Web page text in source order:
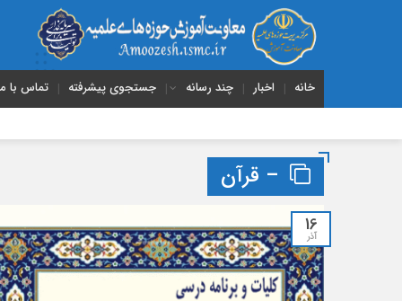
خانه اخبار چند رسانه جستجوی پیشرفته تماس با
– قرآن
16
آذر